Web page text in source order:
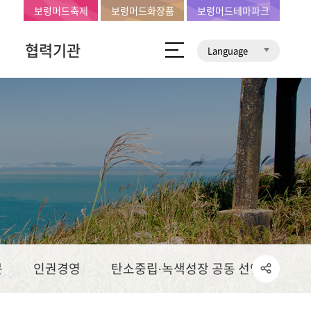
협력기관 Language
보령머드축제 보령머드화장품 보령머드테마파크
인권경영 탄소중립∙녹색성장 공동 선언문